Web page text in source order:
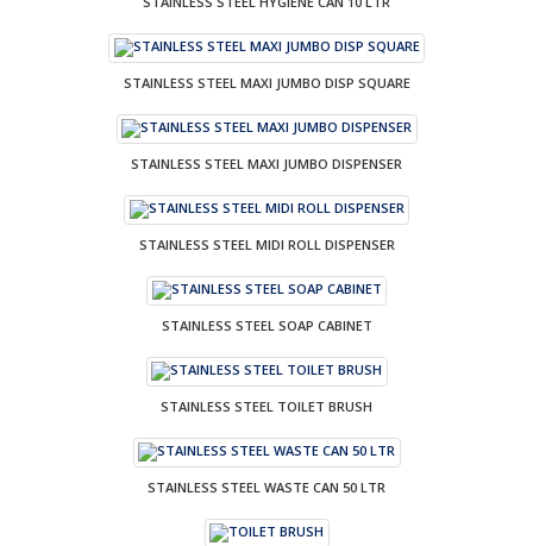
STAINLESS STEEL MAXI JUMBO DISP SQUARE
STAINLESS STEEL MAXI JUMBO DISPENSER
STAINLESS STEEL MIDI ROLL DISPENSER
STAINLESS STEEL SOAP CABINET
STAINLESS STEEL TOILET BRUSH
STAINLESS STEEL WASTE CAN 50 LTR